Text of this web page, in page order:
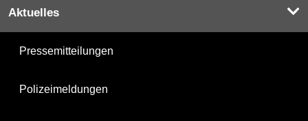
Aktuelles
Pressemitteilungen
Polizeimeldungen